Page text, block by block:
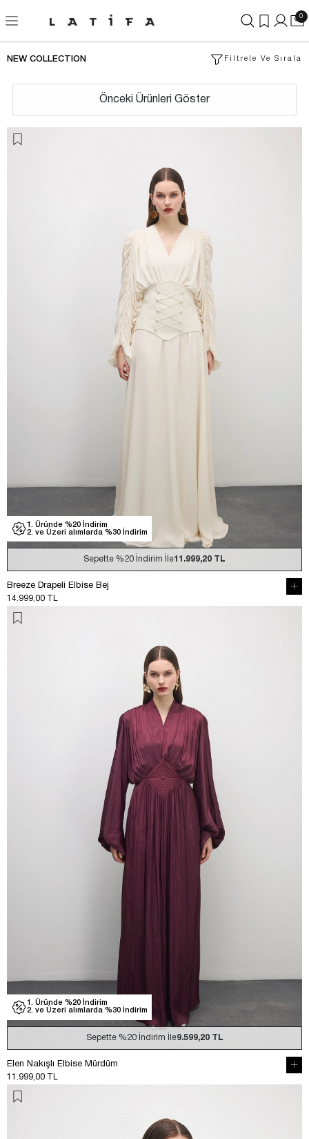
0
NEW COLLECTION Filtrele Ve Sırala
Önceki Ürünleri Göster
1. Üründe %20 İndirim
2. ve Üzeri alımlarda %30 İndirim
Sepette %20 İndirim İle11.999,20 TL
Breeze Drapeli Elbise Bej
14.999,00 TL
1. Üründe %20 İndirim
2. ve Üzeri alımlarda %30 İndirim
Sepette %20 İndirim İle9.599,20 TL
Elen Nakışlı Elbise Mürdüm
11.999,00 TL